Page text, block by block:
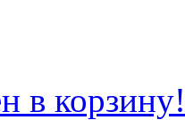
в корзину!